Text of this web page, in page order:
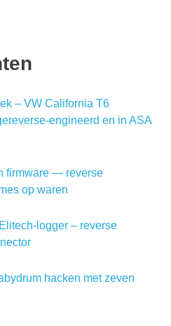
– VW California T6
engineerd en in ASA
firmware — reverse
op waren
logger – reverse
hacken met zeven